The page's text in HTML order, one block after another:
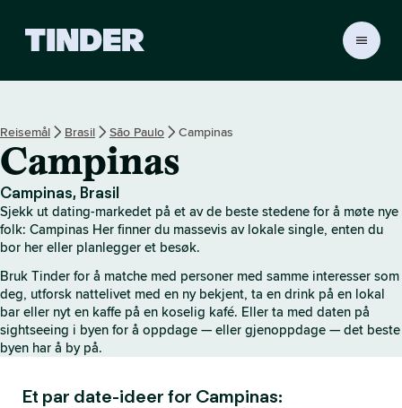
r
s
h
e
m
m
s
i
d
e
Reisemål Brasil São Paulo Campinas
Campinas
Campinas, Brasil
Sjekk ut dating-markedet på et av de beste stedene for å møte nye
folk: Campinas Her finner du massevis av lokale single, enten du
bor her eller planlegger et besøk.
Bruk Tinder for å matche med personer med samme interesser som
deg, utforsk nattelivet med en ny bekjent, ta en drink på en lokal
bar eller nyt en kaffe på en koselig kafé. Eller ta med daten på
sightseeing i byen for å oppdage — eller gjenoppdage — det beste
byen har å by på.
Et par date-ideer for Campinas: